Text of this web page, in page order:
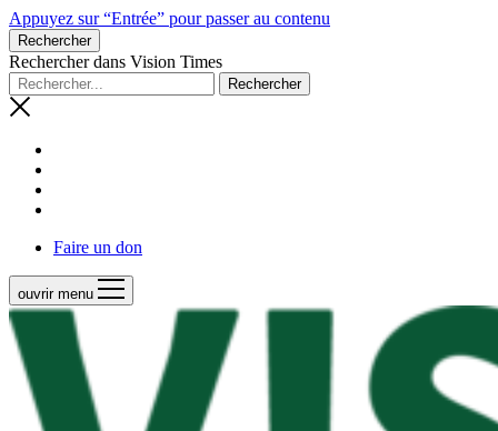
Appuyez sur “Entrée” pour passer au contenu
Rechercher
Rechercher dans Vision Times
Faire un don
ouvrir menu